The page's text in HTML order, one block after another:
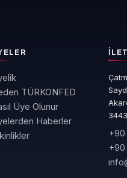
TÜRKONFED
Üye Olunur
Haberler
+90
+90